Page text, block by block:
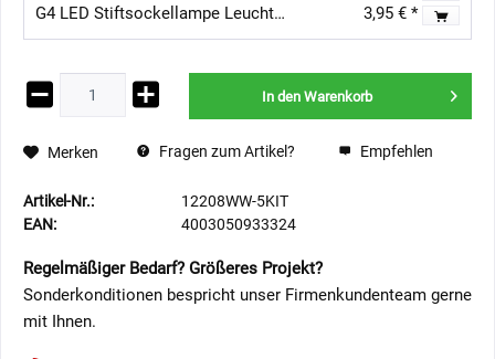
G4 LED Stiftsockellampe Leuchtmittel / 3 LEDs - 12V AC/DC - Warmweiss - 1W
3,95 € *
In den Warenkorb
Merken Fragen zum Artikel? Empfehlen
Artikel-Nr.:
12208WW-5KIT
EAN:
4003050933324
Regelmäßiger Bedarf? Größeres Projekt?
Sonderkonditionen bespricht unser Firmenkundenteam gerne
mit Ihnen.